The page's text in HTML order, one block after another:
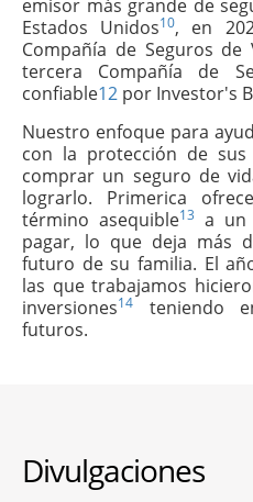
emisor más grande de
Estados Unidos10, en
Compañía de Seguros de
tercera Compañía de
confiable12 por Investor's
Nuestro enfoque para
con la protección de
comprar un seguro de
lograrlo. Primerica
término asequible13 a un
pagar, lo que deja más
futuro de su familia. El
las que trabajamos
inversiones14
teniendo
futuros.
Divulgaciones